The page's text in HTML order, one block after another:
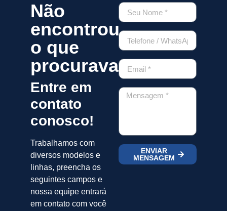
Não
encontrou
o que
procurava?
Entre em
contato
conosco!
Trabalhamos com
diversos modelos e
linhas, preencha os
seguintes campos e
nossa equipe entrará
em contato com você
ENVIAR
MENSAGEM